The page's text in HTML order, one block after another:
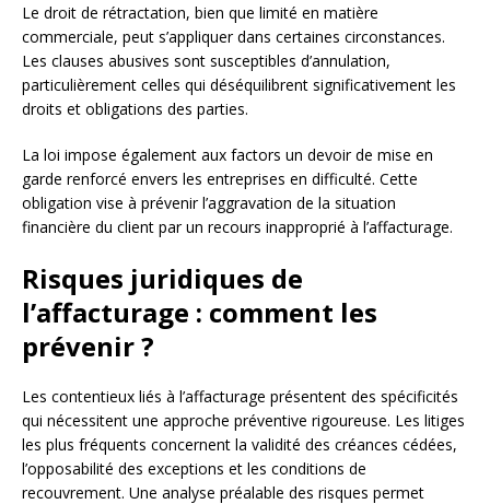
Le droit de rétractation, bien que limité en matière
commerciale, peut s’appliquer dans certaines circonstances.
Les clauses abusives sont susceptibles d’annulation,
particulièrement celles qui déséquilibrent significativement les
droits et obligations des parties.
La loi impose également aux factors un devoir de mise en
garde renforcé envers les entreprises en difficulté. Cette
obligation vise à prévenir l’aggravation de la situation
financière du client par un recours inapproprié à l’affacturage.
Risques juridiques de
l’affacturage : comment les
prévenir ?
Les contentieux liés à l’affacturage présentent des spécificités
qui nécessitent une approche préventive rigoureuse. Les litiges
les plus fréquents concernent la validité des créances cédées,
l’opposabilité des exceptions et les conditions de
recouvrement. Une analyse préalable des risques permet